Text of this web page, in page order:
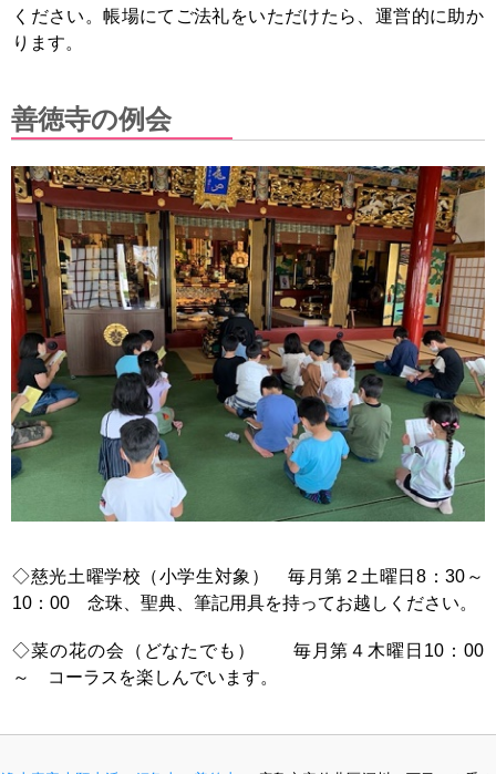
ください。帳場にてご法礼をいただけたら、運営的に助か
ります。
善徳寺の例会
◇慈光土曜学校（小学生対象） 毎月第２土曜日8：30～
10：00 念珠、聖典、筆記用具を持ってお越しください。
◇菜の花の会（どなたでも） 毎月第４木曜日10：00
～ コーラスを楽しんでいます。